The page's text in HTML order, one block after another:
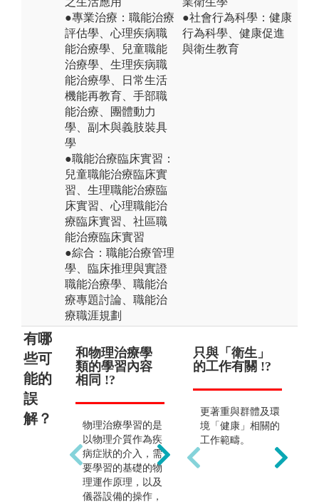
●專業治療：職能治療
評估學、心理疾病職
能治療學、兒童職能
治療學、生理疾病職
能治療學、日常生活
機能再教育、手部職
能治療、團體動力
學、副木與義肢裝具
學
●職能治療臨床實習：
兒童職能治療臨床實
習、生理職能治療臨
床實習、心理職能治
療臨床實習、社區職
能治療臨床實習
●綜合：職能治療管理
學、臨床推理與實證
職能治療學、職能治
療專題討論、職能治
療職涯規劃
●社會行為科學：健康
行為科學、健康促進
與衛生教育
有哪
些可
能的
誤
解？
和物理治療學
類的學習內容
相同 !?
物理治療學習的是
以物理介質作為疾
病症狀的介入，需
要學習的基礎的物
理運作原理，以及
儀器設備的操作，
以為職能是職
業 !?
職能泛指日常生活
中各種對個案有意
義之活動，不只是
單對職業。
只與「衛生」
的工作有關 !?
更著重與群體及環
境「健康」相關的
工作範疇。